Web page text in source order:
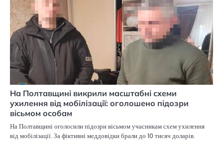
На Полтавщині викрили масштабні схеми
ухилення від мобілізації: оголошено підозри
вісьмом особам
На Полтавщині оголосили підозри вісьмом учасникам схем ухилення
від мобілізації. За фіктивні меддовідки брали до 10 тисяч доларів.